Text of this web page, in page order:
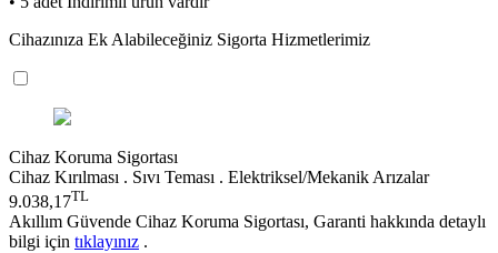
Cihazınıza Ek Alabileceğiniz Sigorta Hizmetlerimiz
Cihaz Koruma Sigortası
Cihaz Kırılması . Sıvı Teması . Elektriksel/Mekanik Arızalar
9.038,17TL
Akıllım Güvende Cihaz Koruma Sigortası, Garanti hakkında detaylı
bilgi için tıklayınız .